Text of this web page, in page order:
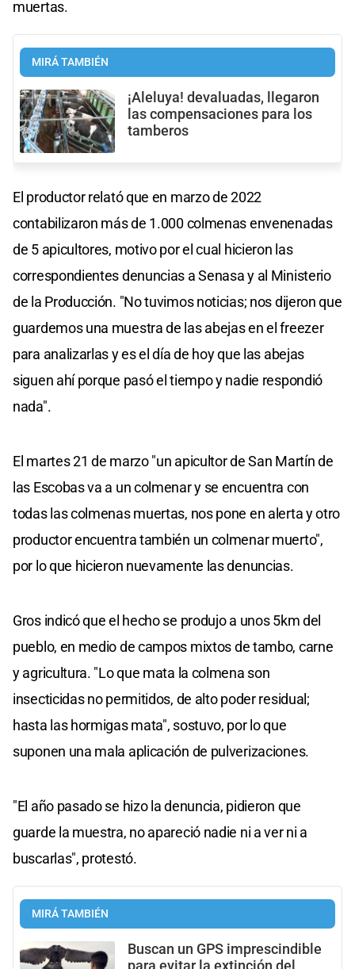
muertas.
MIRÁ TAMBIÉN
¡Aleluya! devaluadas, llegaron
las compensaciones para los
tamberos
El productor relató que en marzo de 2022
contabilizaron más de 1.000 colmenas envenenadas
de 5 apicultores, motivo por el cual hicieron las
correspondientes denuncias a Senasa y al Ministerio
de la Producción. "No tuvimos noticias; nos dijeron que
guardemos una muestra de las abejas en el freezer
para analizarlas y es el día de hoy que las abejas
siguen ahí porque pasó el tiempo y nadie respondió
nada".
El martes 21 de marzo "un apicultor de San Martín de
las Escobas va a un colmenar y se encuentra con
todas las colmenas muertas, nos pone en alerta y otro
productor encuentra también un colmenar muerto",
por lo que hicieron nuevamente las denuncias.
Gros indicó que el hecho se produjo a unos 5km del
pueblo, en medio de campos mixtos de tambo, carne
y agricultura. "Lo que mata la colmena son
insecticidas no permitidos, de alto poder residual;
hasta las hormigas mata", sostuvo, por lo que
suponen una mala aplicación de pulverizaciones.
"El año pasado se hizo la denuncia, pidieron que
guarde la muestra, no apareció nadie ni a ver ni a
buscarlas", protestó.
MIRÁ TAMBIÉN
Buscan un GPS imprescindible
para evitar la extinción del